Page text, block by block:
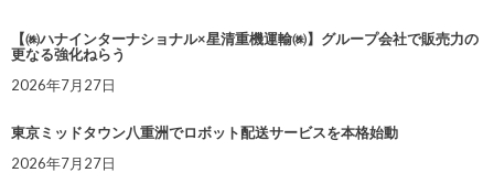
【㈱ハナインターナショナル×星清重機運輸㈱】グループ会社で販売力の
更なる強化ねらう
2026年7月27日
東京ミッドタウン八重洲でロボット配送サービスを本格始動
2026年7月27日